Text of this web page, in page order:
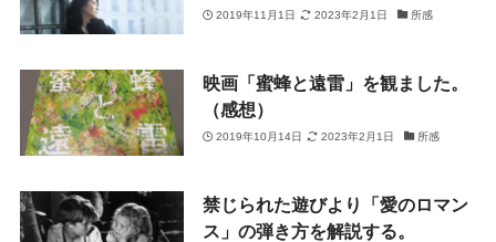
2019年11月1日 2023年2月1日 所感
映画「蜜蜂と遠雷」を観ました。
（感想）
2019年10月14日 2023年2月1日 所感
禁じられた遊びより「愛のロマン
ス」の弾き方を解説する。